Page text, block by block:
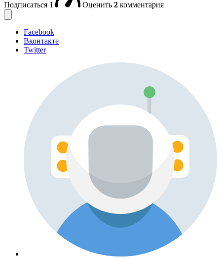
Подписаться 1 Оценить 2 комментария
Facebook
Вконтакте
Twitter